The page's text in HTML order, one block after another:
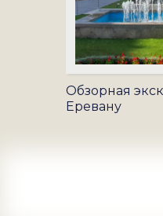
Обзорная
Еревану